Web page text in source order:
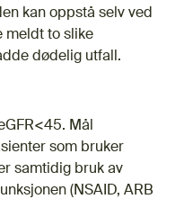
kan oppstå selv ved
meldt to slike
dødelig utfall.
Mål
som bruker
samtidig bruk av
(NSAID, ARB